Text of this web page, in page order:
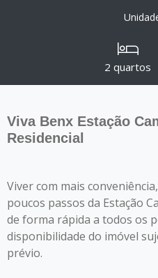
2 quartos
Viva Benx Estação
Residencial
Viver com mais
poucos passos da Estação
de forma rápida a todos os
disponibilidade do imóvel
prévio.